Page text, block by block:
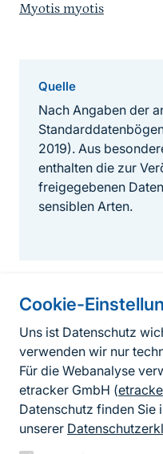
Cookie-
Uns ist Datenschutz
verwenden wir nur
Für die Webanalyse
etracker GmbH (
Datenschutz finden Sie
unserer
Myotis myotis
Quelle
Nach Angaben der
2019). Aus
enthalten die zur
freigegebenen
sensiblen Arten.
Informationen
Fußzeile
Erklärung